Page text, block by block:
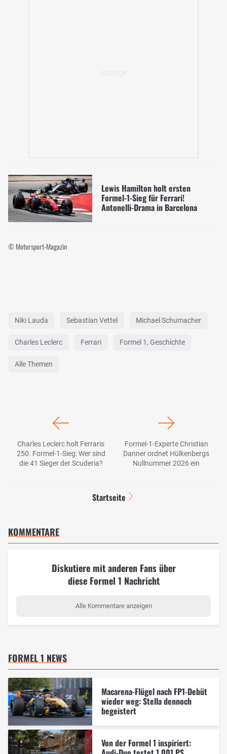
Lewis Hamilton holt ersten
Formel-1-Sieg für Ferrari!
Antonelli-Drama in Barcelona
© Motorsport-Magazin
Niki Lauda Sebastian Vettel Michael Schumacher
Charles Leclerc Ferrari Formel 1, Geschichte
Alle Themen
Charles Leclerc holt Ferraris
250. Formel-1-Sieg: Wer sind
die 41 Sieger der Scuderia?
Formel-1-Experte Christian
Danner ordnet Hülkenbergs
Nullnummer 2026 ein
Startseite
KOMMENTARE
Diskutiere mit anderen Fans über
diese Formel 1 Nachricht
Alle Kommentare anzeigen
FORMEL 1 NEWS
Macarena-Flügel nach FP1-Debüt
wieder weg: Stella dennoch
begeistert
Von der Formel 1 inspiriert: